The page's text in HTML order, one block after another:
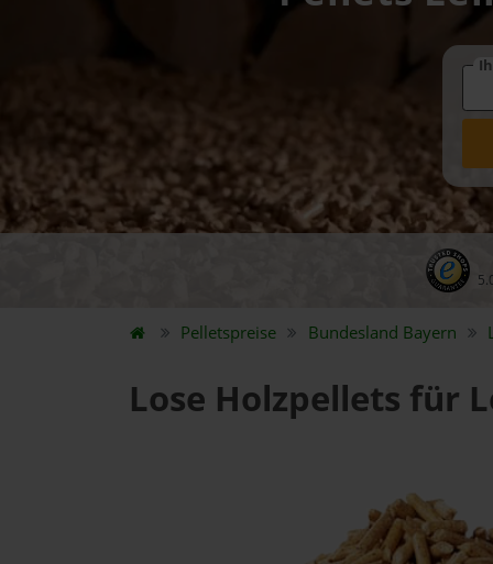
Pelletspreise Bundesland Bayern
Lose Holzpellets für